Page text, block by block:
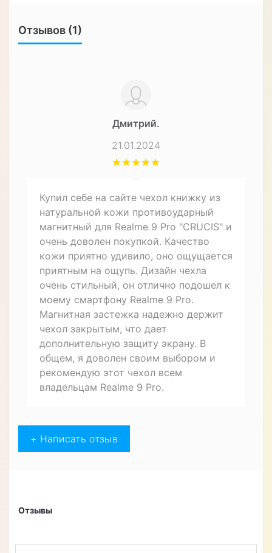
Отзывов (1)
Дмитрий.
21.01.2024
Купил себе на сайте чехол книжку из
натуральной кожи противоударный
магнитный для Realme 9 Pro "CRUCIS" и
очень доволен покупкой. Качество
кожи приятно удивило, оно ощущается
приятным на ощупь. Дизайн чехла
очень стильный, он отлично подошел к
моему смартфону Realme 9 Pro.
Магнитная застежка надежно держит
чехол закрытым, что дает
дополнительную защиту экрану. В
общем, я доволен своим выбором и
рекомендую этот чехол всем
владельцам Realme 9 Pro.
+ Написать отзыв
Отзывы